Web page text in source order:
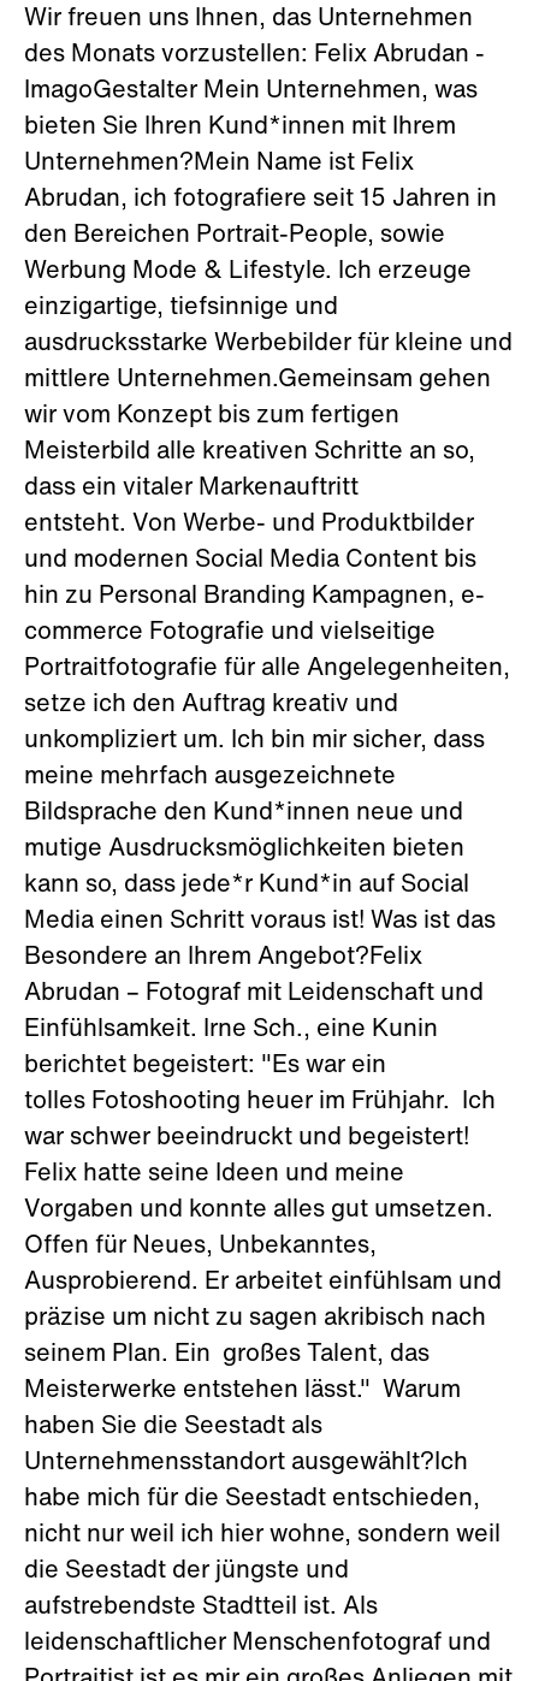
Wir freuen uns Ihnen, das Unternehmen
des Monats vorzustellen: Felix Abrudan -
ImagoGestalter Mein Unternehmen, was
bieten Sie Ihren Kund*innen mit Ihrem
Unternehmen?Mein Name ist Felix
Abrudan, ich fotografiere seit 15 Jahren in
den Bereichen Portrait-People, sowie
Werbung Mode & Lifestyle. Ich erzeuge
einzigartige, tiefsinnige und
ausdrucksstarke Werbebilder für kleine und
mittlere Unternehmen.Gemeinsam gehen
wir vom Konzept bis zum fertigen
Meisterbild alle kreativen Schritte an so,
dass ein vitaler Markenauftritt
entsteht. Von Werbe- und Produktbilder
und modernen Social Media Content bis
hin zu Personal Branding Kampagnen, e-
commerce Fotografie und vielseitige
Portraitfotografie für alle Angelegenheiten,
setze ich den Auftrag kreativ und
unkompliziert um. Ich bin mir sicher, dass
meine mehrfach ausgezeichnete
Bildsprache den Kund*innen neue und
mutige Ausdrucksmöglichkeiten bieten
kann so, dass jede*r Kund*in auf Social
Media einen Schritt voraus ist! Was ist das
Besondere an Ihrem Angebot?Felix
Abrudan – Fotograf mit Leidenschaft und
Einfühlsamkeit. Irne Sch., eine Kunin
berichtet begeistert: "Es war ein
tolles Fotoshooting heuer im Frühjahr. Ich
war schwer beeindruckt und begeistert!
Felix hatte seine Ideen und meine
Vorgaben und konnte alles gut umsetzen.
Offen für Neues, Unbekanntes,
Ausprobierend. Er arbeitet einfühlsam und
präzise um nicht zu sagen akribisch nach
seinem Plan. Ein großes Talent, das
Meisterwerke entstehen lässt." Warum
haben Sie die Seestadt als
Unternehmensstandort ausgewählt?Ich
habe mich für die Seestadt entschieden,
nicht nur weil ich hier wohne, sondern weil
die Seestadt der jüngste und
aufstrebendste Stadtteil ist. Als
leidenschaftlicher Menschenfotograf und